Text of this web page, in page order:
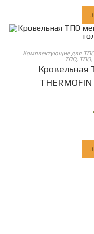
Комплектующие для
ТПО, ТПО,
Кровельная